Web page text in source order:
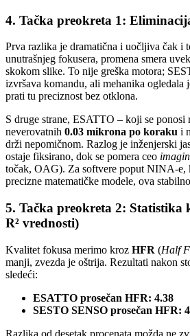
4. Tačka preokreta 1:
Prva razlika je dramatična i uočljiva čak i
unutrašnjeg fokusera, promena smera
skokom slike. To nije greška motora;
izvršava komandu, ali mehanika ogledala
prati tu preciznost bez otklona.
S druge strane, ESATTO – koji se ponosi
neverovatnih 0.03 mikrona po koraku i
drži nepomičnom. Razlog je inženjerski
ostaje fiksirano, dok se pomera ceo
točak, OAG). Za softvere poput NINA-e,
precizne matematičke modele, ova
5. Tačka preokreta 2: Statistika
R² vrednosti)
Kvalitet fokusa merimo kroz HFR (Half
manji, zvezda je oštrija. Rezultati nakon
sledeći:
ESATTO prosečan HFR: 4.38
SESTO SENSO prosečan HFR:
Razlika od desetak procenata možda ne